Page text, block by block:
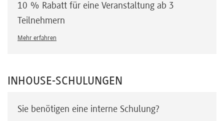
10 % Rabatt für eine Veranstaltung ab 3
Teilnehmern
Mehr erfahren
INHOUSE-SCHULUNGEN
Sie benötigen eine interne Schulung?